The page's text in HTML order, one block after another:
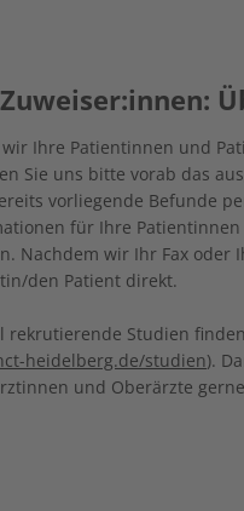
Ihre Patientinnen und
Sie uns bitte vorab das
vorliegende Befunde
für Ihre
Nachdem wir Ihr Fax oder
den Patient direkt.
rekrutierende Studien
heidelberg.de/studien).
und Oberärzte